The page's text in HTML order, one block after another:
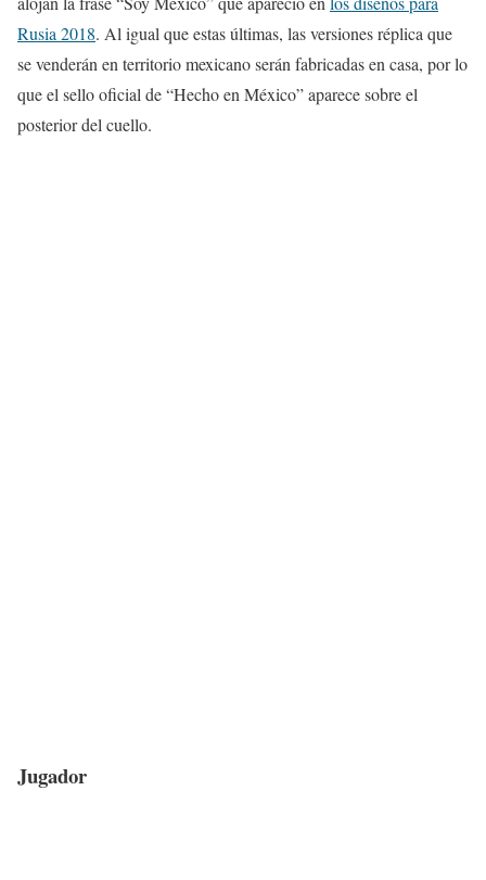
Rusia 2018. Al igual que estas últimas, las versiones réplica que
se venderán en territorio mexicano serán fabricadas en casa, por lo
que el sello oficial de “Hecho en México” aparece sobre el
posterior del cuello.
Jugador